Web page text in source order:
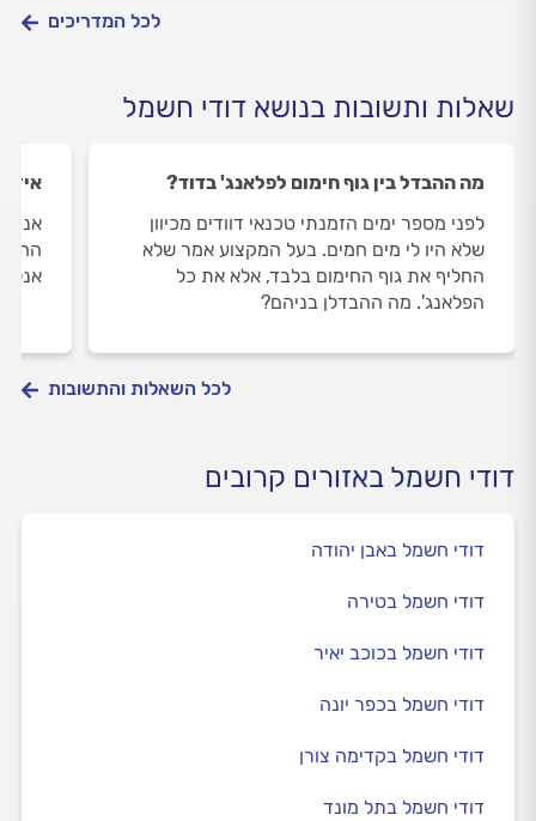
לכל המדריכים
שאלות ותשובות בנושא דודי חשמל
מה ההבדל בין גוף חימום לפלאנג' בדוד?
לפני מספר ימים הזמנתי טכנאי דוודים מכיוון
שלא היו לי מים חמים. בעל המקצוע אמר שלא
החליף את גוף החימום בלבד, אלא את כל
הפלאנג'. מה ההבדלן בניהם?
אני
לכל השאלות והתשובות
דודי חשמל באזורים קרובים
דודי חשמל באבן יהודה
דודי חשמל בטירה
דודי חשמל בכוכב יאיר
דודי חשמל בכפר יונה
דודי חשמל בקדימה צורן
דודי חשמל בתל מונד